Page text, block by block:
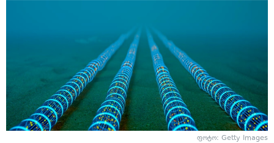
ფოტო: Getty Images